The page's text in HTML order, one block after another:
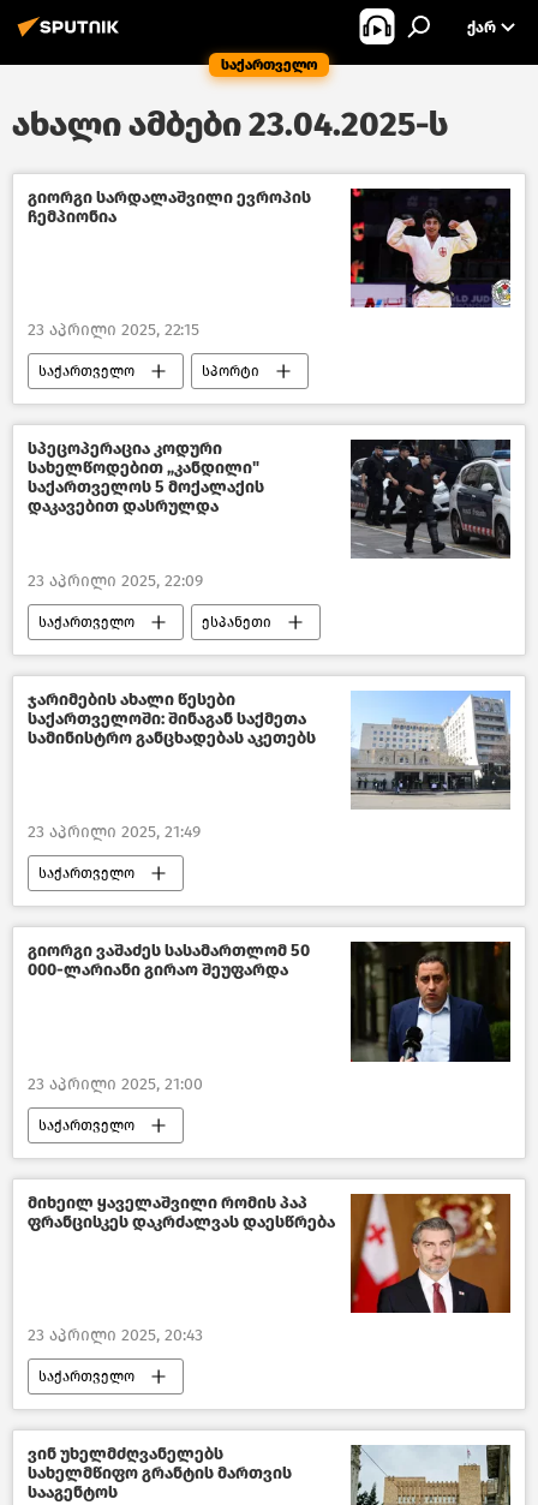
საქართველო
ᲥᲐᲠ
ახალი ამბები 23.04.2025-ს
გიორგი სარდალაშვილი ევროპის
ჩემპიონია
23 აპრილი 2025, 22:15
საქართველო სპორტი
საზოგადოება ახალი ამბები
სპეცოპერაცია კოდური
სახელწოდებით „კანდილი"
საქართველოს 5 მოქალაქის
დაკავებით დასრულდა
23 აპრილი 2025, 22:09
საქართველო ესპანეთი
შემთხვევები საზოგადოება
ახალი ამბები
ჯარიმების ახალი წესები
საქართველოში: შინაგან საქმეთა
სამინისტრო განცხადებას აკეთებს
23 აპრილი 2025, 21:49
საქართველო
საქართველოს შინაგან საქმეთა სამინისტრო
საპროტესტო აქციები თბილისში
საზოგადოება ახალი ამბები
გიორგი ვაშაძეს სასამართლომ 50
000-ლარიანი გირაო შეუფარდა
23 აპრილი 2025, 21:00
საქართველო
პოლიტიკა საქართველოში
თბილისის საქალაქო სასამართლო
ქართული ოპოზიცია ახალი ამბები
მიხეილ ყაველაშვილი რომის პაპ
ფრანცისკეს დაკრძალვას დაესწრება
23 აპრილი 2025, 20:43
საქართველო
საქართველოს პრეზიდენტი
საზოგადოება ახალი ამბები
ვინ უხელმძღვანელებს
სახელმწიფო გრანტის მართვის
სააგენტოს